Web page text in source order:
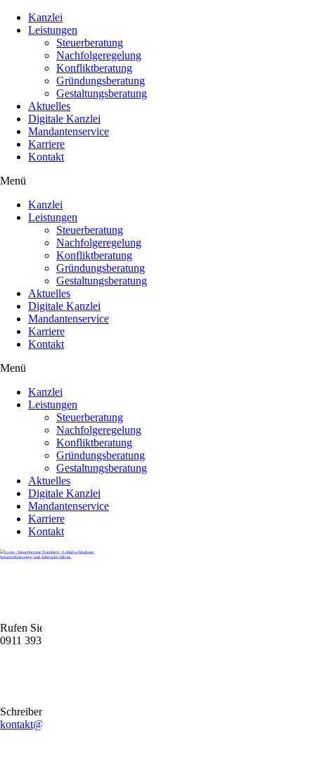
Kanzlei
Leistungen
Steuerberatung
Nachfolgeregelung
Konfliktberatung
Gründungsberatung
Gestaltungsberatung
Aktuelles
Digitale Kanzlei
Mandantenservice
Karriere
Kontakt
Menü
Kanzlei
Leistungen
Steuerberatung
Nachfolgeregelung
Konfliktberatung
Gründungsberatung
Gestaltungsberatung
Aktuelles
Digitale Kanzlei
Mandantenservice
Karriere
Kontakt
Menü
Kanzlei
Leistungen
Steuerberatung
Nachfolgeregelung
Konfliktberatung
Gründungsberatung
Gestaltungsberatung
Aktuelles
Digitale Kanzlei
Mandantenservice
Karriere
Kontakt
Rufen Sie uns gerne an
0911 39372790
Schreiben Sie uns gerne eine E-Mail
kontakt@stb-becker-zeiler.de